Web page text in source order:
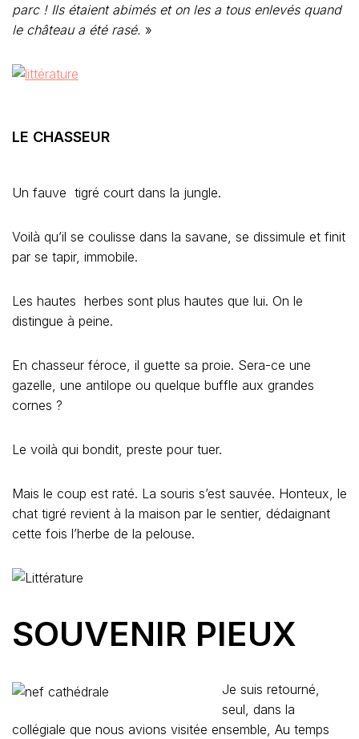
parc ! Ils étaient abimés et on les a tous enlevés quand
le château a été rasé. »
LE CHASSEUR
Un fauve tigré court dans la jungle.
Voilà qu’il se coulisse dans la savane, se dissimule et finit
par se tapir, immobile.
Les hautes herbes sont plus hautes que lui. On le
distingue à peine.
En chasseur féroce, il guette sa proie. Sera-ce une
gazelle, une antilope ou quelque buffle aux grandes
cornes ?
Le voilà qui bondit, preste pour tuer.
Mais le coup est raté. La souris s’est sauvée. Honteux, le
chat tigré revient à la maison par le sentier, dédaignant
cette fois l’herbe de la pelouse.
SOUVENIR PIEUX
Je suis retourné,
seul, dans la
collégiale que nous avions visitée ensemble, Au temps